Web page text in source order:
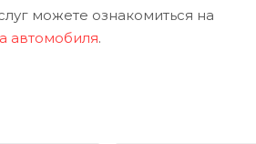
можете ознакомиться на
автомобиля.